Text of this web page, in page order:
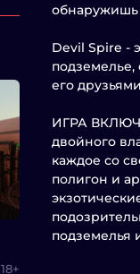
18+
обнаружишь
Devil Spire -
его
ИГРА
двойного
каждое со
полигон и
подземелья